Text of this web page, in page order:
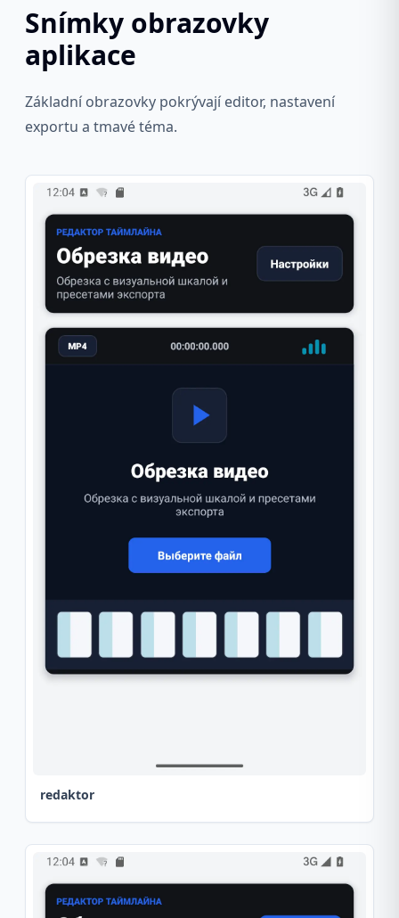
Snímky obrazovky
aplikace
Základní obrazovky pokrývají editor, nastavení
exportu a tmavé téma.
redaktor